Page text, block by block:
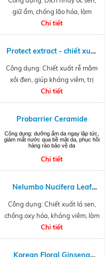
giữ ẩm, chống lão hóa, làm
trắng da
Chi tiết
Protect extract - chiết xuất
rễ mâm xôi đen
Công dụng: Chiết xuất rễ mâm
xôi đen, giúp kháng viêm, trị
mụn, điều tiết tuyến bã nhờn, trị
Chi tiết
Probarrier Ceramide
Công dụng: dưỡng ẩm da ngay lập tức,
giảm mất nước qua bề mặt da, phục hồi
hàng rào bảo vệ da
Chi tiết
Nelumbo Nucifera Leaf
Extract
Công dụng: Chiết xuất lá sen,
chống oxy hóa, kháng viêm, làm
trắng da và chống lão hóa
Chi tiết
Korean Floral Ginseng